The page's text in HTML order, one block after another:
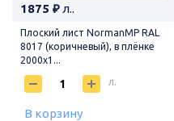
1875 ₽ л..
Плоский лист NormanMP RAL
8017 (коричневый), в плёнке
2000х1...
л.
В корзину